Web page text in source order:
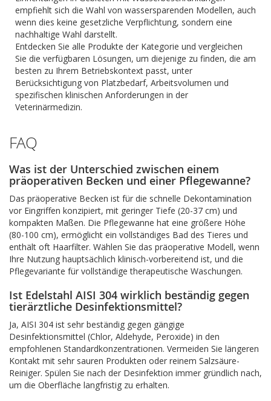
empfiehlt sich die Wahl von wassersparenden Modellen, auch
wenn dies keine gesetzliche Verpflichtung, sondern eine
nachhaltige Wahl darstellt.
Entdecken Sie alle Produkte der Kategorie und vergleichen
Sie die verfügbaren Lösungen, um diejenige zu finden, die am
besten zu Ihrem Betriebskontext passt, unter
Berücksichtigung von Platzbedarf, Arbeitsvolumen und
spezifischen klinischen Anforderungen in der
Veterinärmedizin.
FAQ
Was ist der Unterschied zwischen einem
präoperativen Becken und einer Pflegewanne?
Das präoperative Becken ist für die schnelle Dekontamination
vor Eingriffen konzipiert, mit geringer Tiefe (20-37 cm) und
kompakten Maßen. Die Pflegewanne hat eine größere Höhe
(80-100 cm), ermöglicht ein vollständiges Bad des Tieres und
enthält oft Haarfilter. Wählen Sie das präoperative Modell, wenn
Ihre Nutzung hauptsächlich klinisch-vorbereitend ist, und die
Pflegevariante für vollständige therapeutische Waschungen.
Ist Edelstahl AISI 304 wirklich beständig gegen
tierärztliche Desinfektionsmittel?
Ja, AISI 304 ist sehr beständig gegen gängige
Desinfektionsmittel (Chlor, Aldehyde, Peroxide) in den
empfohlenen Standardkonzentrationen. Vermeiden Sie längeren
Kontakt mit sehr sauren Produkten oder reinem Salzsäure-
Reiniger. Spülen Sie nach der Desinfektion immer gründlich nach,
um die Oberfläche langfristig zu erhalten.